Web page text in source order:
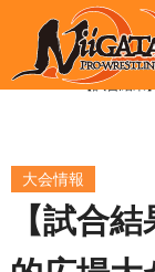
HOME 【試合結果
大会情報
【試合